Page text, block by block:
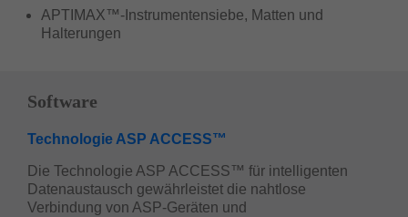
APTIMAX™-Instrumentensiebe, Matten und
Halterungen
Software
Technologie ASP ACCESS™
Die Technologie ASP ACCESS™ für intelligenten
Datenaustausch gewährleistet die nahtlose
Verbindung von ASP-Geräten und